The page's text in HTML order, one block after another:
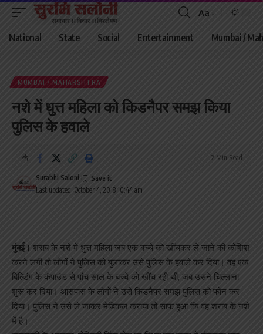
Font
Resizer
Aa
National State Social Entertainment Mumbai /
MUMBAI / MAHARSHTRA
नशे में धुत्त महिला को किडनैपर समझ किया
पुलिस के हवाले
Last updated: October 4, 2018 10:44 am
Surabhi Saloni
2 Min Read
मुंबई। शराब के नशे में धुत्त महिला जब एक बच्चे को खींचकर ले जाने की कोशिश
करने लगी तो लोगों ने पुलिस को बुलाकर उसे पुलिस के हवाले कर दिया। वह एक
बिल्डिंग के कंपाउंड से पांच साल के बच्चे को खींच रही थी, जब उसने चिल्लाना
शुरू कर दिया। आसपास के लोगों ने उसे किडनैपर समझ पुलिस को फोन कर
दिया। पुलिस ने उसे ले जाकर मेडिकल कराया तो साफ हुआ कि वह शराब के नशे
में है।